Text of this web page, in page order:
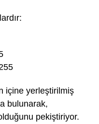
içine yerleştirilmiş
bulunarak,
pekiştiriyor.